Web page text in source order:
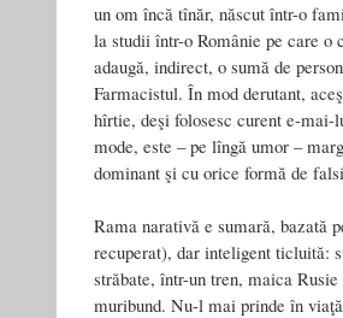
un om încă tînăr, născut într-o
la studii într-o Românie pe care
adaugă, indirect, o sumă de
Farmacistul. În mod derutant,
hîrtie, deşi folosesc curent e-
mode, este – pe lîngă umor –
dominant şi cu orice formă de
Rama narativă e sumară, bazată
recuperat), dar inteligent
străbate, într-un tren, maica
muribund. Nu-l mai prinde în